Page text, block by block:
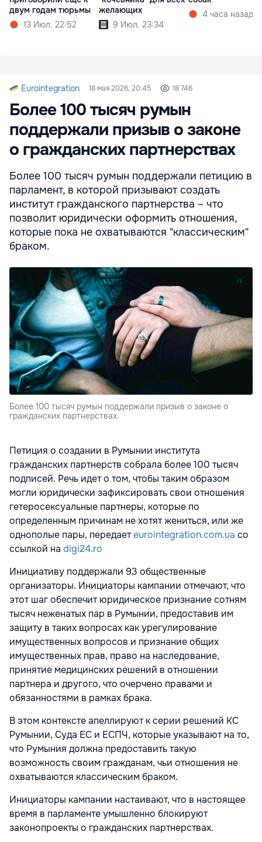
двум годам тюрьмы
13 Июл. 22:52
желающих
9 Июл. 23:34
4 часа назад
Eurointegration 18 мая 2026, 20:45 18 746
Более 100 тысяч румын
поддержали призыв о законе
о гражданских партнерствах
Более 100 тысяч румын поддержали петицию в
парламент, в которой призывают создать
институт гражданского партнерства – что
позволит юридически оформить отношения,
которые пока не охватываются "классическим"
браком.
Более 100 тысяч румын поддержали призыв о законе о
гражданских партнерствах.
Петиция о создании в Румынии института
гражданских партнерств собрала более 100 тысяч
подписей. Речь идет о том, чтобы таким образом
могли юридически зафиксировать свои отношения
гетеросексуальные партнеры, которые по
определенным причинам не хотят жениться, или же
однополые пары, передаетeurointegration.com.ua со
ссылкой на digi24.ro
Инициативу поддержали 93 общественные
организаторы. Инициаторы кампании отмечают, что
этот шаг обеспечит юридическое признание сотням
тысяч неженатых пар в Румынии, предоставив им
защиту в таких вопросах как урегулирование
имущественных вопросов и признание общих
имущественных прав, право на наследование,
принятие медицинских решений в отношении
партнера и другого, что очерчено правами и
обязанностями в рамках брака.
В этом контексте апеллируют к серии решений КС
Румынии, Суда ЕС и ЕСПЧ, которые указывают на то,
что Румыния должна предоставить такую
возможность своим гражданам, чьи отношения не
охватываются классическим браком.
Инициаторы кампании настаивают, что в настоящее
время в парламенте умышленно блокируют
законопроекты о гражданских партнерствах.